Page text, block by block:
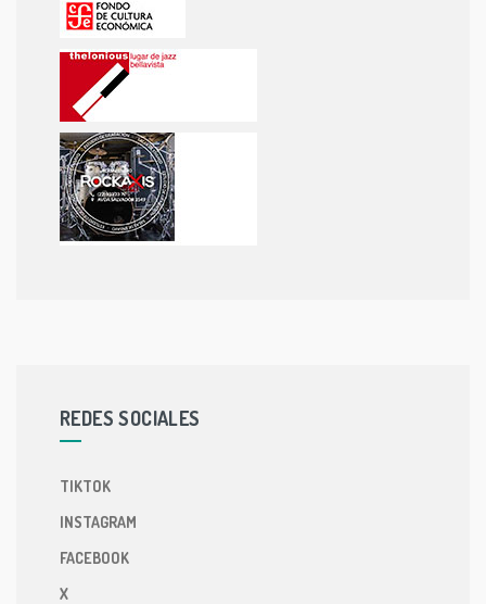
REDES SOCIALES
TIKTOK
INSTAGRAM
FACEBOOK
X